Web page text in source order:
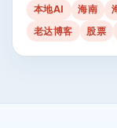
本地AI
海南
老达博客
股票